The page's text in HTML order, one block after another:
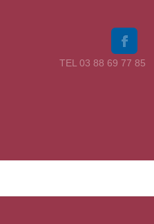
TEL 03 88 69 77 85